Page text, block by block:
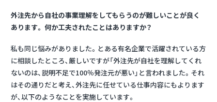
外注先から自社の事業理解をしてもらうのが難しいことが良く
あります。 何か工夫されたことはありますか？
私も同じ悩みがありました。とある有名企業で活躍されている方
に相談したところ、厳しいですが「外注先が自社を理解してくれ
ないのは、説明不足で100％発注元が悪い」と言われました。それ
はその通りだと考え、外注先に任せている仕事内容にもよります
が、以下のようなことを実施しています。